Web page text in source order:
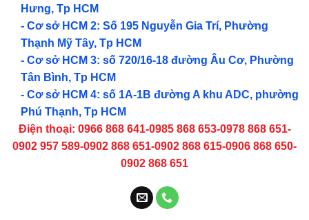
Hưng, Tp HCM
- Cơ sở HCM 2: Số 195 Nguyễn Gia Trí, Phường
Thạnh Mỹ Tây, Tp HCM
- Cơ sở HCM 3: số 720/16-18 đường Âu Cơ, Phường
Tân Bình, Tp HCM
- Cơ sở HCM 4: số 1A-1B đường A khu ADC, phường
Phú Thạnh, Tp HCM
Điện thoại: 0966 868 641-0985 868 653-0978 868 651-
0902 957 589-0902 868 651-0902 868 615-0906 868 650-
0902 868 651